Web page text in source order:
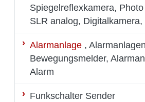
Spiegelreflexkamera,
SLR analog,
Alarmanlage ,
Bewegungsmelder,
Alarm
Funkschalter Sender